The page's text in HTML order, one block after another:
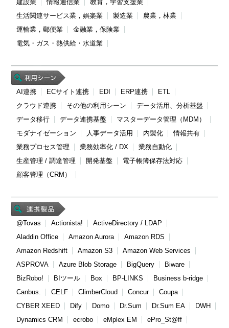
建設業 情報通信業
教育，学習支援業
生活関連サービス業，娯楽業
製造業
農業，林業
運輸業，郵便業
金融業，保険業
電気・ガス・熱供給・水道業
AI連携 ECサイト連携 EDI ERP連携
ETL
クラウド連携
その他の利用シーン
データ活用、分析基盤
データ移行
データ連携基盤
マスターデータ管理（MDM）
モダナイゼーション
人事データ活用 内製化
情報共有
業務プロセス管理
業務効率化 / DX
業務自動化
生産管理 / 調達管理
開発基盤
電子帳簿保存法対応
顧客管理（CRM）
@Tovas Actionista!
ActiveDirectory / LDAP
Aladdin Office
Amazon Aurora
Amazon RDS
Amazon Redshift
Amazon S3
Amazon Web Services
ASPROVA
Azure Blob Storage BigQuery
Biware
BizRobo!
BIツール Box BP-LINKS
Business b-ridge
Canbus.
CELF ClimberCloud Concur
Coupa
CYBER XEED
Dify Domo Dr.Sum Dr.Sum EA
DWH
Dynamics CRM
ecrobo eMplex EM
ePro_St@ff